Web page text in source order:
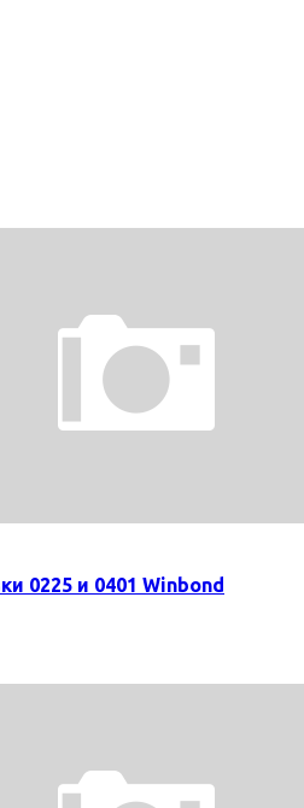
0225 и 0401 Winbond